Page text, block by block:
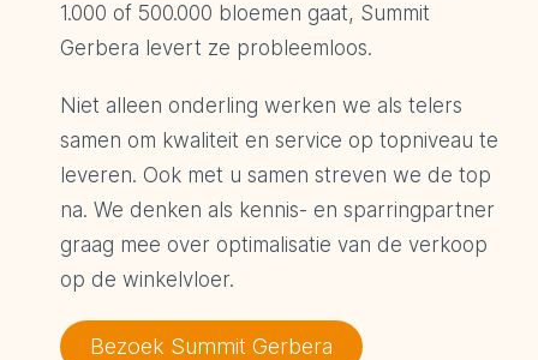
1.000 of 500.000 bloemen gaat, Summit
Gerbera levert ze probleemloos.
Niet alleen onderling werken we als telers
samen om kwaliteit en service op topniveau te
leveren. Ook met u samen streven we de top
na. We denken als kennis- en sparringpartner
graag mee over optimalisatie van de verkoop
op de winkelvloer.
Bezoek Summit Gerbera